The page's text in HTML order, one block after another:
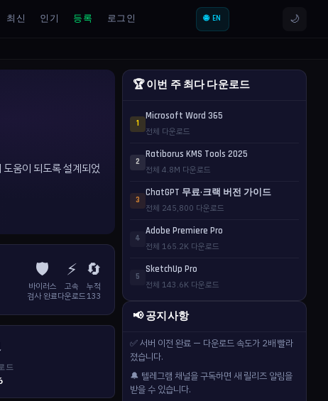
최신 인기 등록 로그인 🌐 EN 🌙
움이 되도록 설계되었
🛡️
바이러스
검사 완료
⚡
고속
다운로드
🔄
누적
133
드
🏆 이번 주 최다 다운로드
1
Microsoft Word 365
전체 다운로드
2
Ratiborus KMS Tools 2025
전체 4.8M 다운로드
3
ChatGPT 무료·크랙 버전 가이드
전체 245,800 다운로드
4
Adobe Premiere Pro
전체 165.2K 다운로드
5
SketchUp Pro
전체 143.6K 다운로드
📢 공지사항
✅ 서버 이전 완료 — 다운로드 속도가 2배 빨라
졌습니다.
🔔 텔레그램 채널을 구독하면 새 릴리즈 알림을
받을 수 있습니다.